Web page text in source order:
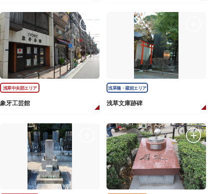
浅草中央部エリア
象牙工芸館
浅草橋・蔵前エリア
浅草文庫跡碑